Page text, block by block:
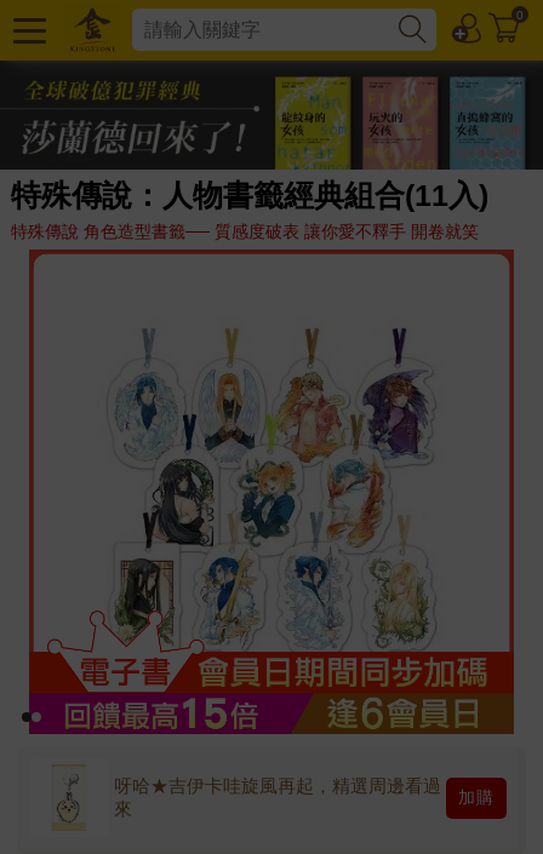
0
特殊傳說：人物書籤經典組合(11入)
特殊傳說 角色造型書籤── 質感度破表 讓你愛不釋手 開卷就笑
呀哈★吉伊卡哇旋風再起，精選周邊看過
來
加購